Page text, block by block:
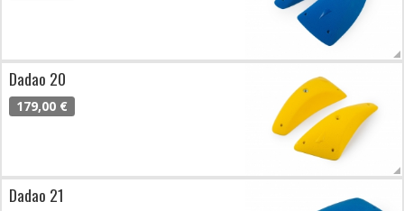
Dadao 20
179,00 €
Dadao 21